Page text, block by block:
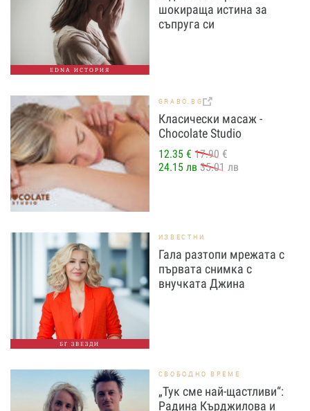
EDNA ИСТОРИЯ
шокираща истина за
съпруга си
GRABO.BG
Класически масаж -
Chocolate Studio
12.35 € 17.90 €
24.15 лв 35.01 лв
БГ ЗВЕЗДИ
ИЗВЕСТНИ
Гала разтопи мрежата с
първата снимка с
внучката Джина
СВОБОДНО ВРЕМЕ
„Тук сме най-щастливи“:
Радина Кърджилова и